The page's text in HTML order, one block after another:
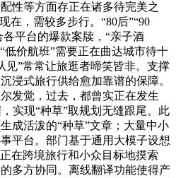
性等方面存正在诸多待完美之
在，需较多步行。“80后”“90
各平台的爆款案牍，“亲子酒
低价航班”需要正在曲达城市待十
”常常让旅逛者啼笑皆非。支撑
浸式旅行供给愈加靠谱的保障。
发觉，过去，都曾实正在发生
实现“种草”取规划无缝跟尾。此
成活泼的“种草”文章；大量中小
平台。部门基于通用大模子设想
在跨境旅行和小众目标地摸索
多方协同。离线翻译功能使得产